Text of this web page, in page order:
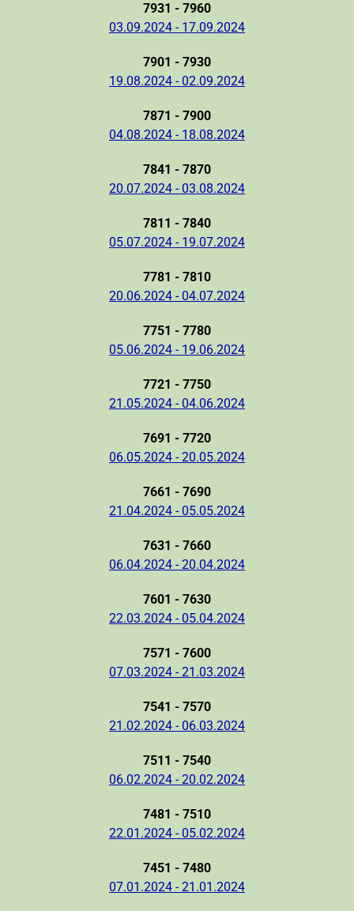
7931 - 7960
03.09.2024 - 17.09.2024
7901 - 7930
19.08.2024 - 02.09.2024
7871 - 7900
04.08.2024 - 18.08.2024
7841 - 7870
20.07.2024 - 03.08.2024
7811 - 7840
05.07.2024 - 19.07.2024
7781 - 7810
20.06.2024 - 04.07.2024
7751 - 7780
05.06.2024 - 19.06.2024
7721 - 7750
21.05.2024 - 04.06.2024
7691 - 7720
06.05.2024 - 20.05.2024
7661 - 7690
21.04.2024 - 05.05.2024
7631 - 7660
06.04.2024 - 20.04.2024
7601 - 7630
22.03.2024 - 05.04.2024
7571 - 7600
07.03.2024 - 21.03.2024
7541 - 7570
21.02.2024 - 06.03.2024
7511 - 7540
06.02.2024 - 20.02.2024
7481 - 7510
22.01.2024 - 05.02.2024
7451 - 7480
07.01.2024 - 21.01.2024